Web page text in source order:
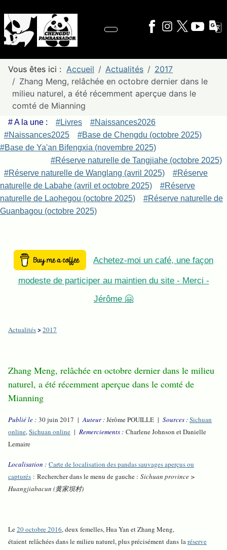
Vous êtes ici : Accueil Actualités
2017
Zhang Meng, relâchée en octobre dernier dans le
milieu naturel, a été récemment aperçue dans le
comté de Mianning
# A la une : #Livres
#Naissances2026
#Naissances2025
#Base de Chengdu (octobre 2025)
#Base de Ya'an Bifengxia (novembre 2025)
#Réserve naturelle de Tangjiahe (octobre 2025)
#Réserve naturelle de Wanglang (avril 2025)
#Réserve
naturelle de Labahe (avril et octobre 2025)
#Réserve
naturelle de Laohegou (octobre 2025)
#Réserve naturelle de
Guanbagou (octobre 2025)
Achetez-moi un café, une façon
modeste de participer au maintien du site - Merci -
Jérôme 🤗
Actualités>2017
Zhang Meng, relâchée en octobre dernier dans le milieu
naturel, a été récemment aperçue dans le comté de
Mianning
Publié le : 30 juin 2017 |Auteur :Jérôme POUILLE | Sources :Sichuan
online,Sichuan online | Remerciements : Charlene Johnson et Danielle
Lemaire
Localisation : Carte de localisation des pandas sauvages aperçus ou
capturés : Rechercher dans le menu de gauche : Sichuan province >
Huangjiabacun (黄家坝村)
Le20 octobre 2016, deux femelles, Hua Yan et Zhang Meng,
étaient relâchées dans le milieu naturel, plus précisément dans laréserve